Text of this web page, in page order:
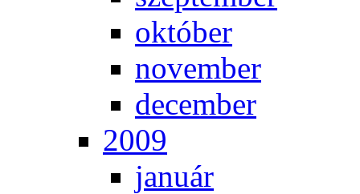
ok­tó­ber
no­vem­ber
de­cem­ber
2009
ja­nu­ár